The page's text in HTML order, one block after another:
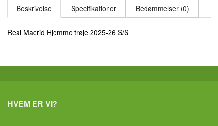
Beskrivelse Specifikationer Bedømmelser (0)
Real Madrid Hjemme trøje 2025-26 S/S
HVEM ER VI?